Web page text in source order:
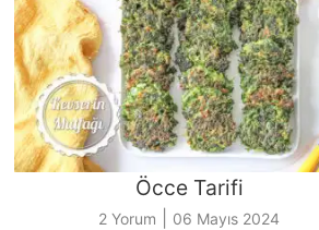
Öcce Tarifi
2 Yorum 06 Mayıs 2024